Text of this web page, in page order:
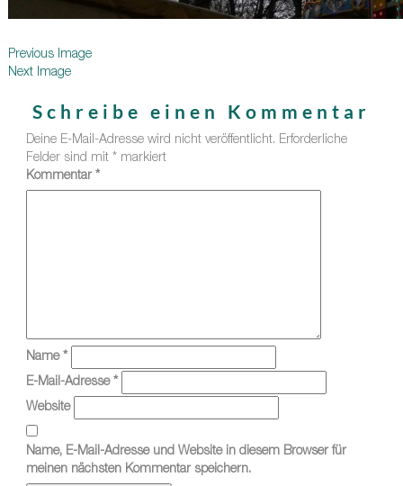
Previous Image
Next Image
Schreibe einen Kommentar
Deine E-Mail-Adresse wird nicht veröffentlicht. Erforderliche
Felder sind mit * markiert
Kommentar *
Name *
E-Mail-Adresse *
Website
Name, E-Mail-Adresse und Website in diesem Browser für
meinen nächsten Kommentar speichern.